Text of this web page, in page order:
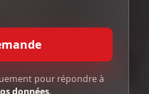
pour répondre à